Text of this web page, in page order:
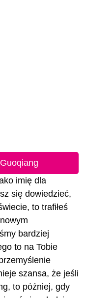
imię dla
się dowiedzieć,
to trafiłeś
bardziej
to na Tobie
szansa, że jeśli
to później, gdy